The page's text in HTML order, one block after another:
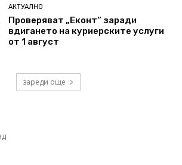
АКТУАЛНО
Проверяват „Еконт“ заради
вдигането на куриерските услуги
от 1 август
зареди още